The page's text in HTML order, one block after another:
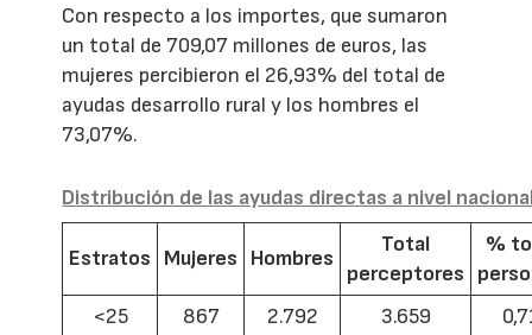
Con respecto a los importes, que sumaron
un total de 709,07 millones de euros, las
mujeres percibieron el 26,93% del total de
ayudas desarrollo rural y los hombres el
73,07%.
Distribución de las ayudas directas a nivel
Estratos Mujeres Hombres
Total
perceptores
%
<25
867 2.792 3.659